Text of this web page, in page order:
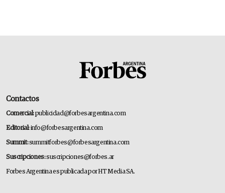
Contactos
Comercial:publicidad@forbesargentina.com
Editorial:info@forbesargentina.com
Summit:summitforbes@forbesargentina.com
Suscripciones:suscripciones@forbes.ar
Forbes Argentina es publicada por HT Media SA.